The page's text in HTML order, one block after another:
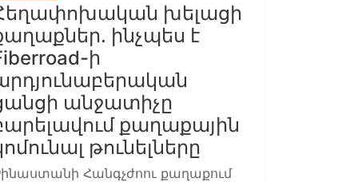
խելացի
ինչպես է
ի
անջատիչը
քաղաքային
թունելները
Հանգչժոու քաղաքում